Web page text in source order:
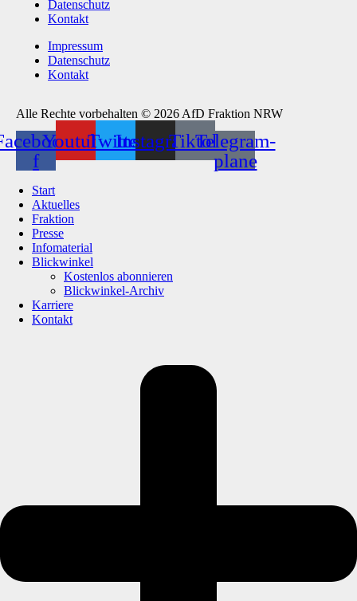
Datenschutz
Kontakt
Impressum
Datenschutz
Kontakt
Alle Rechte vorbehalten © 2026 AfD Fraktion NRW
f
YoutubeTwitterInstagramTiktokTelegram-
plane
Start
Aktuelles
Fraktion
Presse
Infomaterial
Blickwinkel
Kostenlos abonnieren
Blickwinkel-Archiv
Karriere
Kontakt